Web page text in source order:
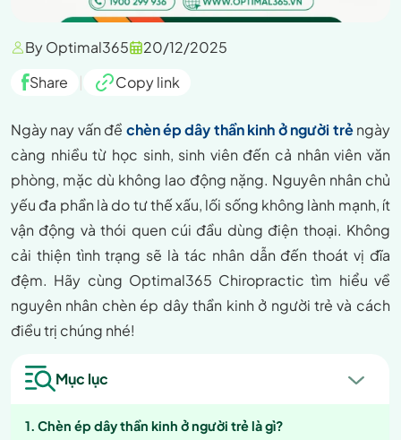
By Optimal365
20/12/2025
Share
| Copy link
Ngày nay vấn đề chèn ép dây thần kinh ở người trẻngày
càng nhiều từ học sinh, sinh viên đến cả nhân viên văn
phòng, mặc dù không lao động nặng. Nguyên nhân chủ
yếu đa phần là do tư thế xấu, lối sống không lành mạnh, ít
vận động và thói quen cúi đầu dùng điện thoại. Không
cải thiện tình trạng sẽ là tác nhân dẫn đến thoát vị đĩa
đệm. Hãy cùng Optimal365 Chiropractic tìm hiểu về
nguyên nhân chèn ép dây thần kinh ở người trẻ và cách
điều trị chúng nhé!
Mục lục
Chèn ép dây thần kinh ở người trẻ là gì?